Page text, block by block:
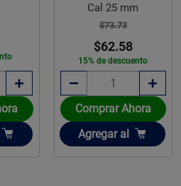
Cal 25 mm
$73.73
$62.58
15% de descuento
Comprar Ahora
Añadir
Agregar al